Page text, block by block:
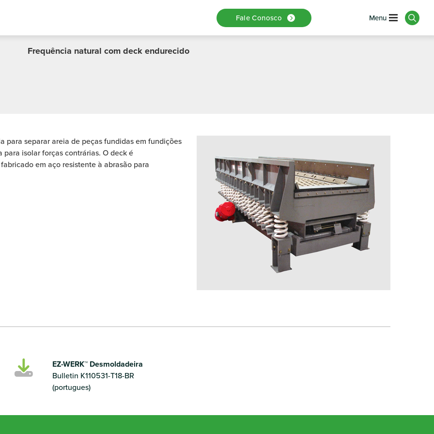
Fale Conosco
Desmoldadeira
Frequência natural com deck endurecido
para separar areia de peças fundidas em fundições
isolar forças contrárias. O deck é
em aço resistente à abrasão para
EZ-WERK™ Desmoldadeira
Bulletin K110531-T18-BR
(portugues)